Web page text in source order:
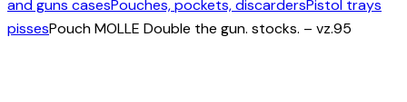
and guns casesPouches, pockets, discardersPistol trays
pissesPouch MOLLE Double the gun. stocks. – vz.95